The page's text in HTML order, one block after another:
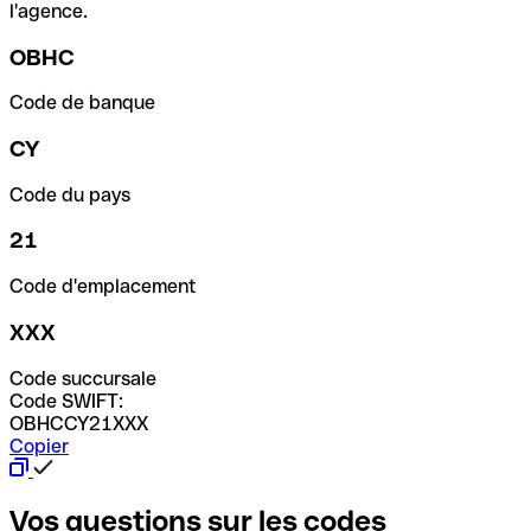
l'agence.
OBHC
Code de banque
CY
Code du pays
21
Code d'emplacement
XXX
Code succursale
Code SWIFT:
OBHCCY21XXX
Copier
Vos questions sur les codes